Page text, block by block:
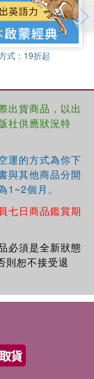
as
studies
in sports,
and the
式： 19折起
出貨商品，以出
社供應狀況特
運的方式為你下
與其他商品分開
1~2個月。
七日商品鑑賞期
必須是全新狀態
則恕不接受退